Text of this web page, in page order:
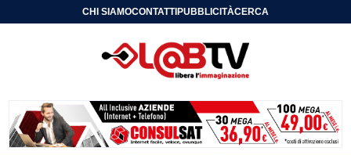
CHI SIAMOCONTATTIPUBBLICITÀCERCA